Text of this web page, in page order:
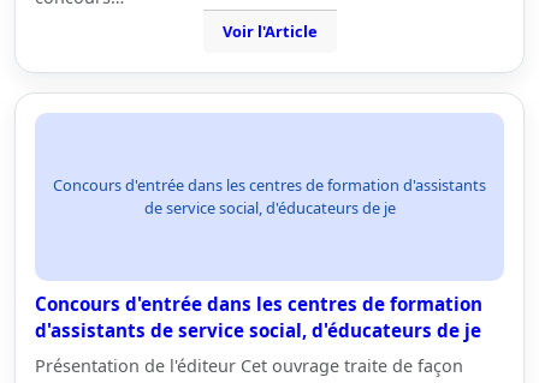
Voir l'Article
Concours d'entrée dans les centres de formation d'assistants
de service social, d'éducateurs de je
Concours d'entrée dans les centres de formation
d'assistants de service social, d'éducateurs de je
Présentation de l'éditeur Cet ouvrage traite de façon